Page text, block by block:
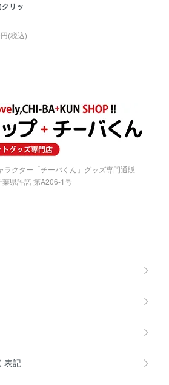
リッ
(税込)
ラクター「チーバくん」グッズ専門通販
葉県許諾 第A206-1号
表記